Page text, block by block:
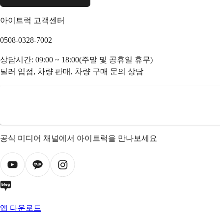
아이트럭 고객센터
0508-0328-7002
상담시간: 09:00 ~ 18:00(주말 및 공휴일 휴무)
딜러 입점, 차량 판매, 차량 구매 문의 상담
공식 미디어 채널에서 아이트럭을 만나보세요
앱 다운로드